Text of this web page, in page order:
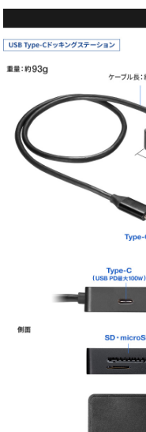
USB 5Gbpsのコネクタやケーブルが発する